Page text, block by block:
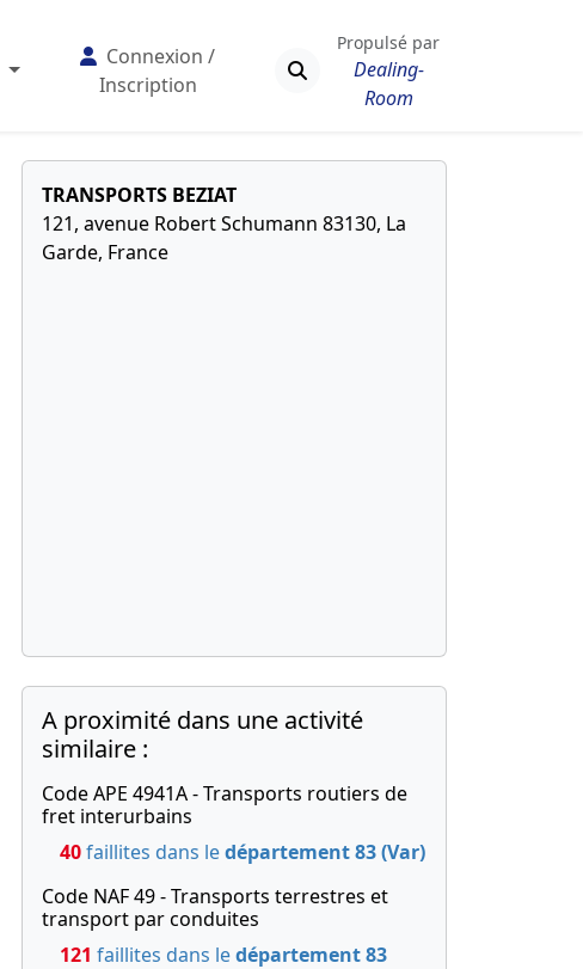
Connexion /
Inscription
Propulsé par
Dealing-
Room
TRANSPORTS BEZIAT
121, avenue Robert Schumann 83130, La
Garde, France
A proximité dans une activité
similaire :
Code APE 4941A - Transports routiers de
fret interurbains
40faillites dans ledépartement 83 (Var)
Code NAF 49 - Transports terrestres et
transport par conduites
121 faillites dans ledépartement 83